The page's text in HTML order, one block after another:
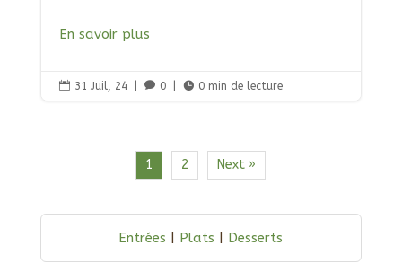
En savoir plus
 31 Juil, 24  0  0 min de lecture
1 2 Next »
Entrées Plats Desserts